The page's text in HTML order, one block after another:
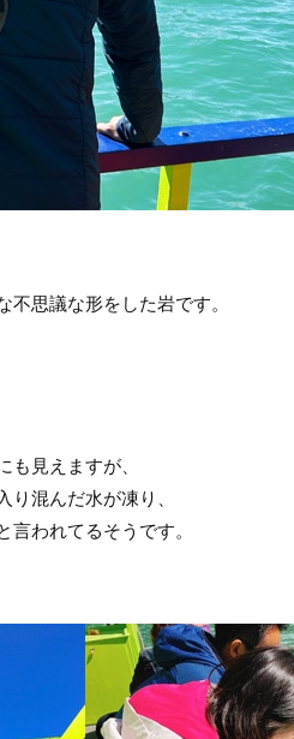
不思議な形をした岩です。
も見えますが、
り混んだ水が凍り、
言われてるそうです。